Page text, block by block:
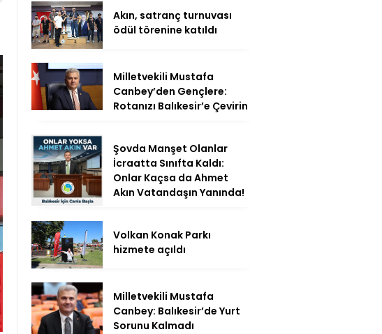
Akın, satranç turnuvası
ödül törenine katıldı
Milletvekili Mustafa
Canbey’den Gençlere:
Rotanızı Balıkesir’e Çevirin
Şovda Manşet Olanlar
İcraatta Sınıfta Kaldı:
Onlar Kaçsa da Ahmet
Akın Vatandaşın Yanında!
Volkan Konak Parkı
hizmete açıldı
Milletvekili Mustafa
Canbey: Balıkesir’de Yurt
Sorunu Kalmadı